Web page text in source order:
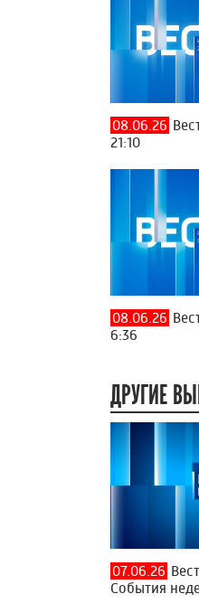
08.06.26
21:10
08.06.26
6:36
ДРУГИЕ
07.06.26
События